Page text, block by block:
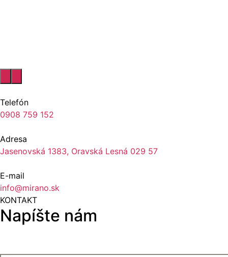
Telefón
0908 759 152
Adresa
Jasenovská 1383, Oravská Lesná 029 57
E-mail
info@mirano.sk
KONTAKT
Napíšte nám